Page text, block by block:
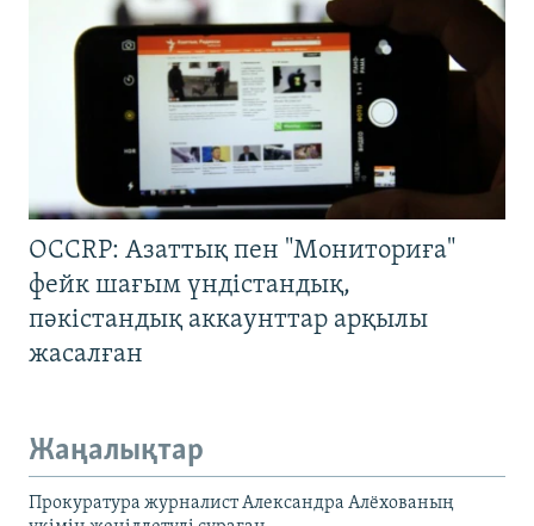
OCCRP: Азаттық пен "Мониториға"
фейк шағым үндістандық,
пәкістандық аккаунттар арқылы
жасалған
Жаңалықтар
Прокуратура журналист Александра Алёхованың